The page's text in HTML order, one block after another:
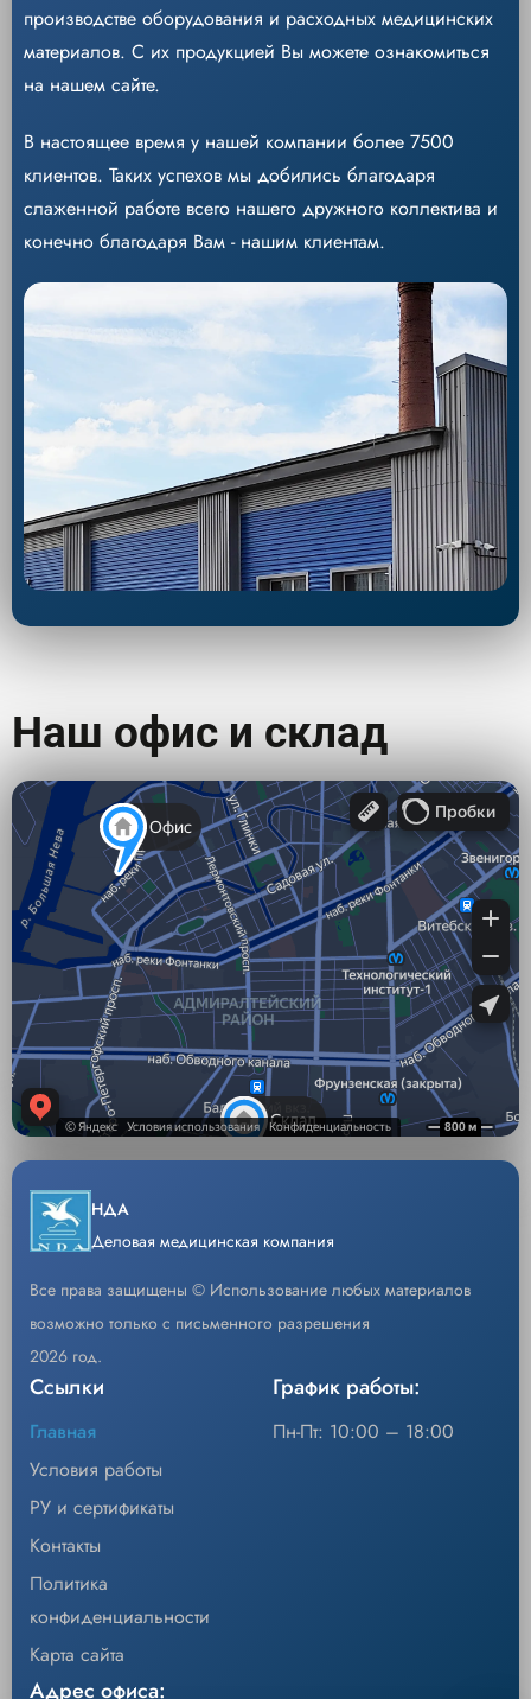
производстве оборудования и расходных медицинских
материалов. С их продукцией Вы можете ознакомиться
на нашем сайте.
В настоящее время у нашей компании более 7500
клиентов. Таких успехов мы добились благодаря
слаженной работе всего нашего дружного коллектива и
конечно благодаря Вам - нашим клиентам.
Наш офис и склад
НДА
Деловая медицинская компания
Все права защищены © Использование любых материалов
возможно только с письменного разрешения
2026 год.
Ссылки
Главная
Условия работы
РУ и сертификаты
Контакты
Политика
конфиденциальности
Карта сайта
График работы:
Пн-Пт: 10:00 – 18:00
Адрес офиса: